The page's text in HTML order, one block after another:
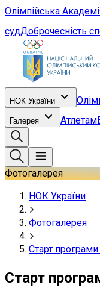
Олімпійська
судДоброчесність
НОК України
Галерея Атлетам
Фотогалерея
НОК України
Фотогалерея
Старт
Старт